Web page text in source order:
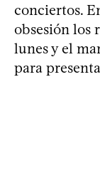
conciertos.
obsesión los
lunes y el
para